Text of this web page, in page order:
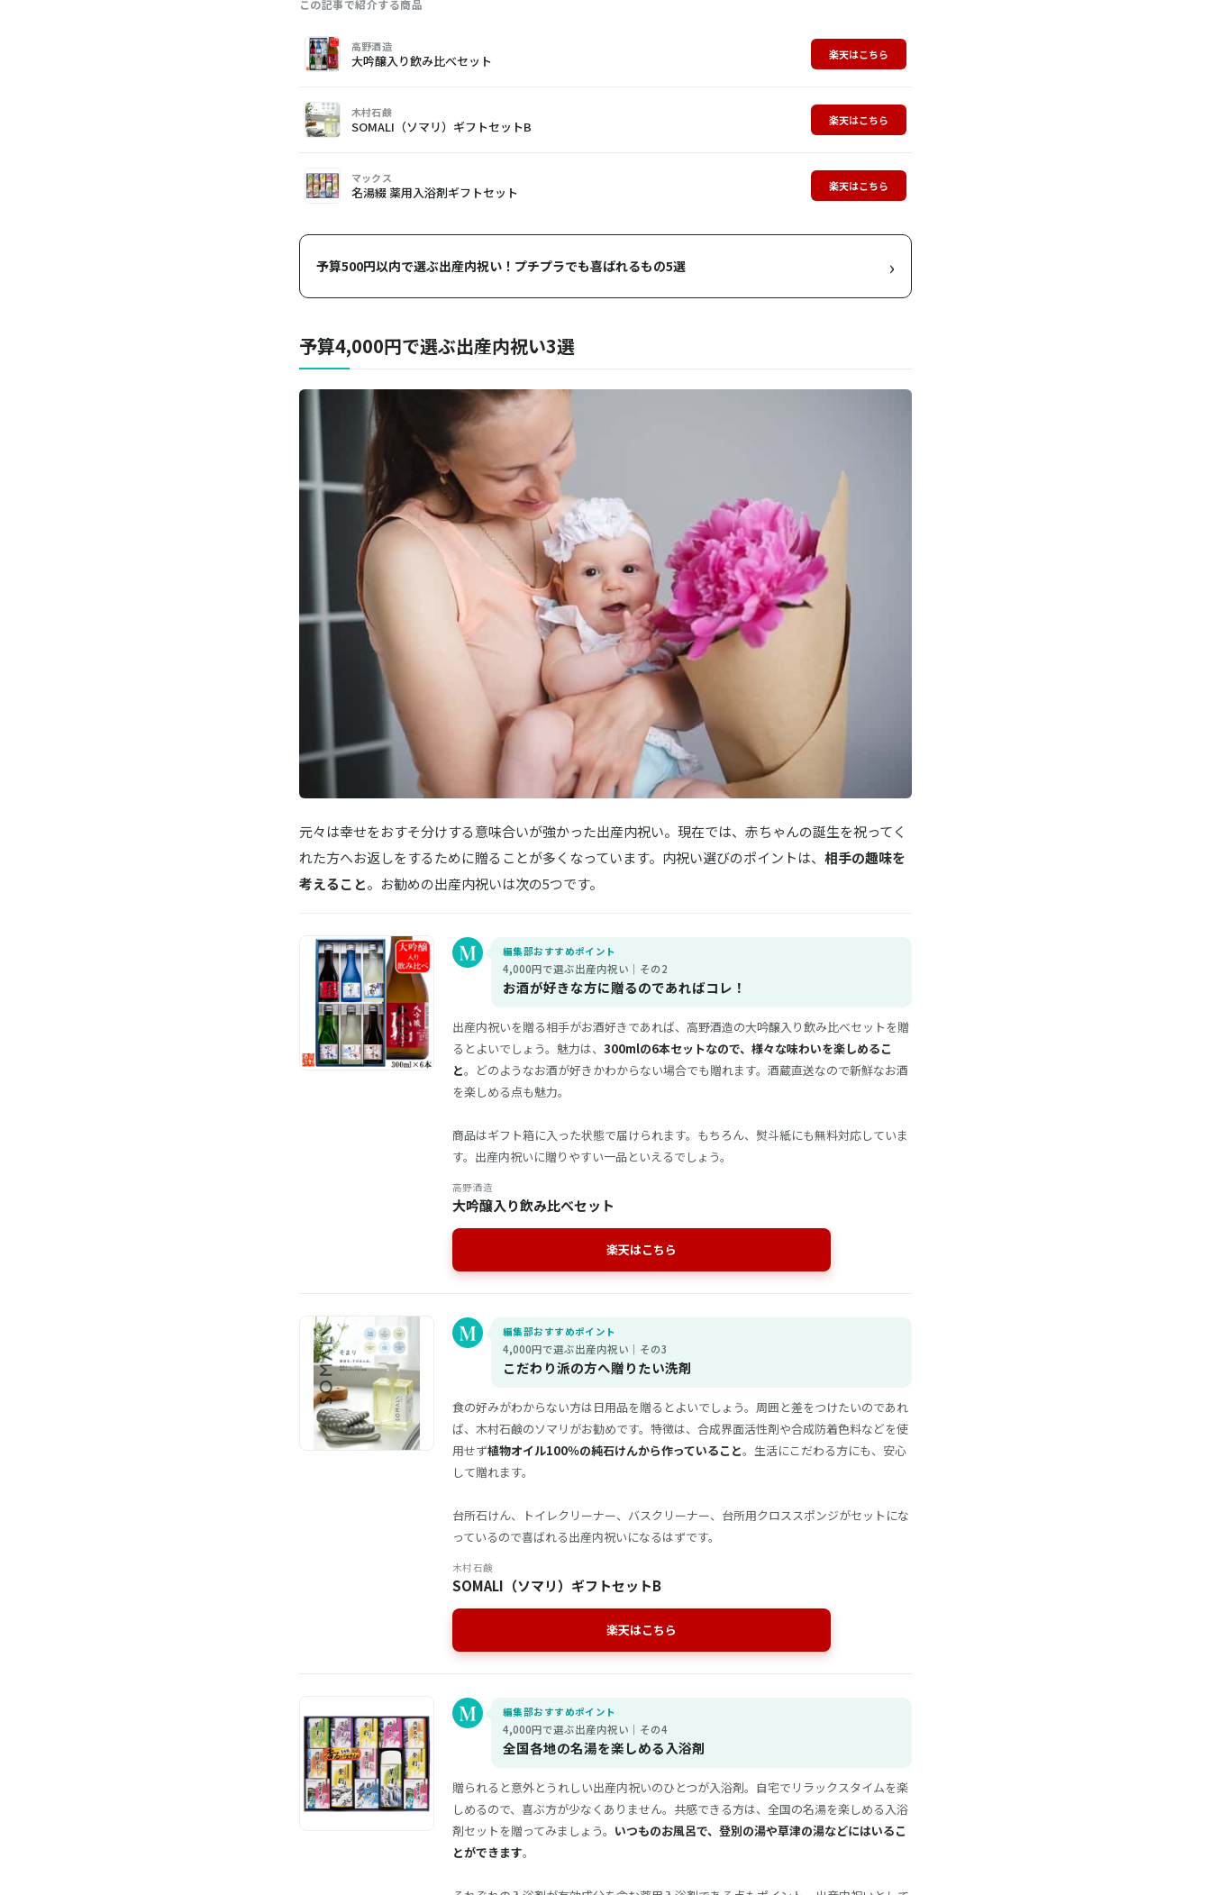
この記事で紹介する商品
画
像
商
品
購
入
高野酒造
大吟醸入り飲み比べセット 楽天はこちら
木村石鹸
SOMALI（ソマリ）ギフトセットB 楽天はこちら
マックス
名湯綴 薬用入浴剤ギフトセット 楽天はこちら
予算500円以内で選ぶ出産内祝い！プチプラでも喜ばれるもの5選 ›
予算4,000円で選ぶ出産内祝い3選
元々は幸せをおすそ分けする意味合いが強かった出産内祝い。現在では、赤ちゃんの誕生を祝ってく
れた方へお返しをするために贈ることが多くなっています。内祝い選びのポイントは、 相手の趣味を
考えること。お勧めの出産内祝いは次の5つです。
編集部おすすめポイント
4,000円で選ぶ出産内祝い｜その2
お酒が好きな方に贈るのであればコレ！
出産内祝いを贈る相手がお酒好きであれば、高野酒造の大吟醸入り飲み比べセットを贈
るとよいでしょう。魅力は、 300mlの6本セットなので、様々な味わいを楽しめるこ
と。どのようなお酒が好きかわからない場合でも贈れます。酒蔵直送なので新鮮なお酒
を楽しめる点も魅力。
商品はギフト箱に入った状態で届けられます。もちろん、熨斗紙にも無料対応していま
す。出産内祝いに贈りやすい一品といえるでしょう。
高野酒造
大吟醸入り飲み比べセット
楽天はこちら
編集部おすすめポイント
4,000円で選ぶ出産内祝い｜その3
こだわり派の方へ贈りたい洗剤
食の好みがわからない方は日用品を贈るとよいでしょう。周囲と差をつけたいのであれ
ば、木村石鹸のソマリがお勧めです。特徴は、合成界面活性剤や合成防着色料などを使
用せず植物オイル100％の純石けんから作っていること。生活にこだわる方にも、安心
して贈れます。
台所石けん、トイレクリーナー、バスクリーナー、台所用クロススポンジがセットにな
っているので喜ばれる出産内祝いになるはずです。
木村石鹸
SOMALI（ソマリ）ギフトセットB
楽天はこちら
編集部おすすめポイント
4,000円で選ぶ出産内祝い｜その4
全国各地の名湯を楽しめる入浴剤
贈られると意外とうれしい出産内祝いのひとつが入浴剤。自宅でリラックスタイムを楽
しめるので、喜ぶ方が少なくありません。共感できる方は、全国の名湯を楽しめる入浴
剤セットを贈ってみましょう。 いつものお風呂で、登別の湯や草津の湯などにはいるこ
とができます。